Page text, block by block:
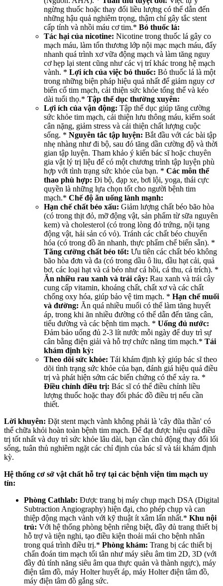
ngừng thuốc hoặc thay đổi liều lượng có thể dẫn đến
những hậu quả nghiêm trọng, thậm chí gây tắc stent
cấp tính và nhồi máu cơ tim.* Bỏ thuốc lá:
Tác hại của nicotine: Nicotine trong thuốc lá gây co
mạch máu, làm tổn thương lớp nội mạc mạch máu, đẩy
nhanh quá trình xơ vữa động mạch và làm tăng nguy
cơ hẹp lại stent cũng như các vị trí khác trong hệ mạch
vành. * Lợi ích của việc bỏ thuốc: Bỏ thuốc lá là một
trong những biện pháp hiệu quả nhất để giảm nguy cơ
biến cố tim mạch, cải thiện sức khỏe tổng thể và kéo
dài tuổi thọ.* Tập thể dục thường xuyên:
Lợi ích của vận động: Tập thể dục giúp tăng cường
sức khỏe tim mạch, cải thiện lưu thông máu, kiểm soát
cân nặng, giảm stress và cải thiện chất lượng cuộc
sống. * Nguyên tắc tập luyện: Bắt đầu với các bài tập
nhẹ nhàng như đi bộ, sau đó tăng dần cường độ và thời
gian tập luyện. Tham khảo ý kiến bác sĩ hoặc chuyên
gia vật lý trị liệu để có một chương trình tập luyện phù
hợp với tình trạng sức khỏe của bạn. * Các môn thể
thao phù hợp: Đi bộ, đạp xe, bơi lội, yoga, thái cực
quyền là những lựa chọn tốt cho người bệnh tim
mạch.* Chế độ ăn uống lành mạnh:
Hạn chế chất béo xấu: Giảm lượng chất béo bão hòa
(có trong thịt đỏ, mỡ động vật, sản phẩm từ sữa nguyên
kem) và cholesterol (có trong lòng đỏ trứng, nội tạng
động vật, hải sản có vỏ). Tránh các chất béo chuyển
hóa (có trong đồ ăn nhanh, thực phẩm chế biến sẵn). *
Tăng cường chất béo tốt: Ưu tiên các chất béo không
bão hòa đơn và đa (có trong dầu ô liu, dầu hạt cải, quả
bơ, các loại hạt và cá béo như cá hồi, cá thu, cá trích). *
Ăn nhiều rau xanh và trái cây: Rau xanh và trái cây
cung cấp vitamin, khoáng chất, chất xơ và các chất
chống oxy hóa, giúp bảo vệ tim mạch. * Hạn chế muối
và đường: Ăn quá nhiều muối có thể làm tăng huyết
áp, trong khi ăn nhiều đường có thể dẫn đến tăng cân,
tiểu đường và các bệnh tim mạch. * Uống đủ nước:
Đảm bảo uống đủ 2-3 lít nước mỗi ngày để duy trì sự
cân bằng điện giải và hỗ trợ chức năng tim mạch.* Tái
khám định kỳ:
Theo dõi sức khỏe: Tái khám định kỳ giúp bác sĩ theo
dõi tình trạng sức khỏe của bạn, đánh giá hiệu quả điều
trị và phát hiện sớm các biến chứng có thể xảy ra. *
Điều chỉnh điều trị: Bác sĩ có thể điều chỉnh liều
lượng thuốc hoặc thay đổi phác đồ điều trị nếu cần
thiết.
Lời khuyên: Đặt stent mạch vành không phải là 'cây đũa thần' có
thể chữa khỏi hoàn toàn bệnh tim mạch. Để đạt được hiệu quả điều
trị tốt nhất và duy trì sức khỏe lâu dài, bạn cần chủ động thay đổi lối
sống, tuân thủ nghiêm ngặt các chỉ định của bác sĩ và tái khám định
kỳ.
Hệ thống cơ sở vật chất hỗ trợ tại các bệnh viện tim mạch uy
tín:
Phòng Cathlab: Được trang bị máy chụp mạch DSA (Digital
Subtraction Angiography) hiện đại, cho phép chụp và can
thiệp động mạch vành với kỹ thuật ít xâm lấn nhất.* Khu nội
trú: Với hệ thống phòng bệnh riêng biệt, đầy đủ trang thiết bị
hỗ trợ và tiện nghi, tạo điều kiện thoải mái cho bệnh nhân
trong quá trình điều trị.* Phòng khám: Trang bị các thiết bị
chẩn đoán tim mạch tối tân như máy siêu âm tim 2D, 3D (với
đầy đủ tính năng siêu âm qua thực quản và thành ngực), máy
điện tâm đồ, máy Holter huyết áp, máy Holter điện tâm đồ,
máy điện tâm đồ gắng sức.